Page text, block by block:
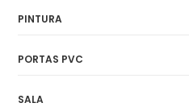
PINTURA
PORTAS PVC
SALA